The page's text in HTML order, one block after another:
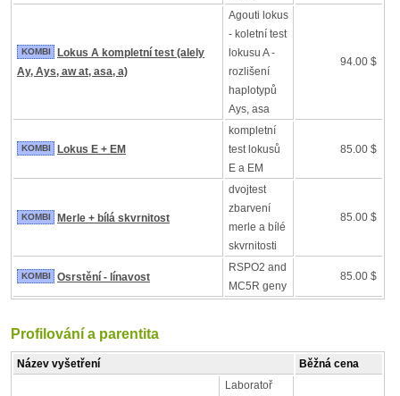
KOMBI
Lokus A kompletní test (alely
Ay, Ays, aw at, asa, a)
Agouti lokus
- koletní test
lokusu A -
rozlišení
haplotypů
Ays, asa
94.00 $
KOMBI Lokus E + EM
kompletní
test lokusů
E a EM
85.00 $
KOMBI Merle + bílá skvrnitost
dvojtest
zbarvení
merle a bílé
skvrnitosti
85.00 $
KOMBI Osrstění - línavost
RSPO2 and
MC5R geny
85.00 $
Profilování a parentita
Název vyšetření Běžná cena
Laboratoř